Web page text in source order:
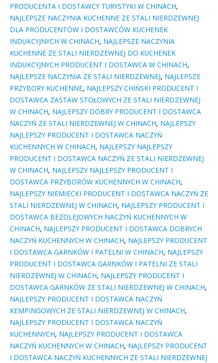
PRODUCENTA I DOSTAWCY TURYSTYKI W CHINACH,
NAJLEPSZE NACZYNIA KUCHENNE ZE STALI NIERDZEWNEJ
DLA PRODUCENTÓW I DOSTAWCÓW KUCHENEK
INDUKCYJNYCH W CHINACH, NAJLEPSZE NACZYNIA
KUCHENNE ZE STALI NIERDZEWNEJ DO KUCHENEK
INDUKCYJNYCH PRODUCENT I DOSTAWCA W CHINACH,
NAJLEPSZE NACZYNIA ZE STALI NIERDZEWNEJ, NAJLEPSZE
PRZYBORY KUCHENNE, NAJLEPSZY CHIŃSKI PRODUCENT I
DOSTAWCA ZASTAW STOŁOWYCH ZE STALI NIERDZEWNEJ
W CHINACH, NAJLEPSZY DOBRY PRODUCENT I DOSTAWCA
NACZYŃ ZE STALI NIERDZEWNEJ W CHINACH, NAJLEPSZY
NAJLEPSZY PRODUCENT I DOSTAWCA NACZYŃ
KUCHENNYCH W CHINACH, NAJLEPSZY NAJLEPSZY
PRODUCENT I DOSTAWCA NACZYŃ ZE STALI NIERDZEWNEJ
W CHINACH, NAJLEPSZY NAJLEPSZY PRODUCENT I
DOSTAWCA PRZYBORÓW KUCHENNYCH W CHINACH,
NAJLEPSZY NIEMIECKI PRODUCENT I DOSTAWCA NACZYŃ ZE
STALI NIERDZEWNEJ W CHINACH, NAJLEPSZY PRODUCENT I
DOSTAWCA BEZOLEJOWYCH NACZYŃ KUCHENNYCH W
CHINACH, NAJLEPSZY PRODUCENT I DOSTAWCA DOBRYCH
NACZYŃ KUCHENNYCH W CHINACH, NAJLEPSZY PRODUCENT
I DOSTAWCA GARNKÓW I PATELNI W CHINACH, NAJLEPSZY
PRODUCENT I DOSTAWCA GARNKÓW I PATELNI ZE STALI
NIERDZEWNEJ W CHINACH, NAJLEPSZY PRODUCENT I
DOSTAWCA GARNKÓW ZE STALI NIERDZEWNEJ W CHINACH,
NAJLEPSZY PRODUCENT I DOSTAWCA NACZYŃ
KEMPINGOWYCH ZE STALI NIERDZEWNEJ W CHINACH,
NAJLEPSZY PRODUCENT I DOSTAWCA NACZYŃ
KUCHENNYCH, NAJLEPSZY PRODUCENT I DOSTAWCA
NACZYŃ KUCHENNYCH W CHINACH, NAJLEPSZY PRODUCENT
I DOSTAWCA NACZYŃ KUCHENNYCH ZE STALI NIERDZEWNEJ